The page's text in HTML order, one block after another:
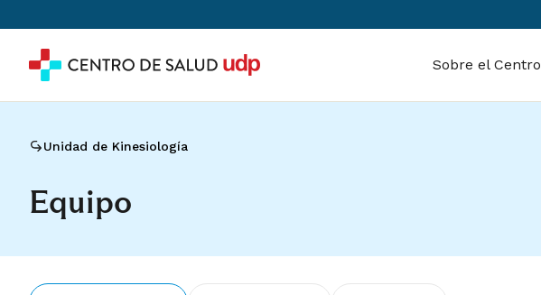
Sobre el Centro
Unidad de Kinesiología
Equipo